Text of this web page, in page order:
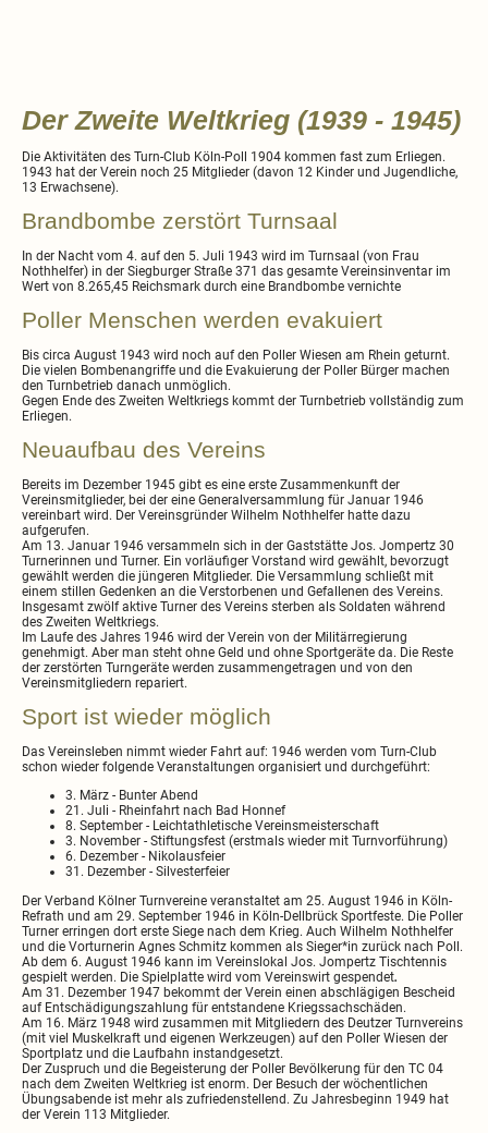
Der Zweite Weltkrieg (1939 - 1945)
Die Aktivitäten des Turn-Club Köln-Poll 1904 kommen fast zum Erliegen.
1943 hat der Verein noch 25 Mitglieder (davon 12 Kinder und Jugendliche,
13 Erwachsene).
Brandbombe zerstört Turnsaal
In der Nacht vom 4. auf den 5. Juli 1943 wird im Turnsaal (von Frau
Nothhelfer) in der Siegburger Straße 371 das gesamte Vereinsinventar im
Wert von 8.265,45 Reichsmark durch eine Brandbombe vernichte
Poller Menschen werden evakuiert
Bis circa August 1943 wird noch auf den Poller Wiesen am Rhein geturnt.
Die vielen Bombenangriffe und die Evakuierung der Poller Bürger machen
den Turnbetrieb danach unmöglich.
Gegen Ende des Zweiten Weltkriegs kommt der Turnbetrieb vollständig zum
Erliegen.
Neuaufbau des Vereins
Bereits im Dezember 1945 gibt es eine erste Zusammenkunft der
Vereinsmitglieder, bei der eine Generalversammlung für Januar 1946
vereinbart wird. Der Vereinsgründer Wilhelm Nothhelfer hatte dazu
aufgerufen.
Am 13. Januar 1946 versammeln sich in der Gaststätte Jos. Jompertz 30
Turnerinnen und Turner. Ein vorläufiger Vorstand wird gewählt, bevorzugt
gewählt werden die jüngeren Mitglieder. Die Versammlung schließt mit
einem stillen Gedenken an die Verstorbenen und Gefallenen des Vereins.
Insgesamt zwölf aktive Turner des Vereins sterben als Soldaten während
des Zweiten Weltkriegs.
Im Laufe des Jahres 1946 wird der Verein von der Militärregierung
genehmigt. Aber man steht ohne Geld und ohne Sportgeräte da. Die Reste
der zerstörten Turngeräte werden zusammengetragen und von den
Vereinsmitgliedern repariert.
Sport ist wieder möglich
Das Vereinsleben nimmt wieder Fahrt auf: 1946 werden vom Turn-Club
schon wieder folgende Veranstaltungen organisiert und durchgeführt:
3. März - Bunter Abend
21. Juli - Rheinfahrt nach Bad Honnef
8. September - Leichtathletische Vereinsmeisterschaft
3. November - Stiftungsfest (erstmals wieder mit Turnvorführung)
6. Dezember - Nikolausfeier
31. Dezember - Silvesterfeier
Der Verband Kölner Turnvereine veranstaltet am 25. August 1946 in Köln-
Refrath und am 29. September 1946 in Köln-Dellbrück Sportfeste. Die Poller
Turner erringen dort erste Siege nach dem Krieg. Auch Wilhelm Nothhelfer
und die Vorturnerin Agnes Schmitz kommen als Sieger*in zurück nach Poll.
Ab dem 6. August 1946 kann im Vereinslokal Jos. Jompertz Tischtennis
gespielt werden. Die Spielplatte wird vom Vereinswirt gespendet.
Am 31. Dezember 1947 bekommt der Verein einen abschlägigen Bescheid
auf Entschädigungszahlung für entstandene Kriegssachschäden.
Am 16. März 1948 wird zusammen mit Mitgliedern des Deutzer Turnvereins
(mit viel Muskelkraft und eigenen Werkzeugen) auf den Poller Wiesen der
Sportplatz und die Laufbahn instandgesetzt.
Der Zuspruch und die Begeisterung der Poller Bevölkerung für den TC 04
nach dem Zweiten Weltkrieg ist enorm. Der Besuch der wöchentlichen
Übungsabende ist mehr als zufriedenstellend. Zu Jahresbeginn 1949 hat
der Verein 113 Mitglieder.